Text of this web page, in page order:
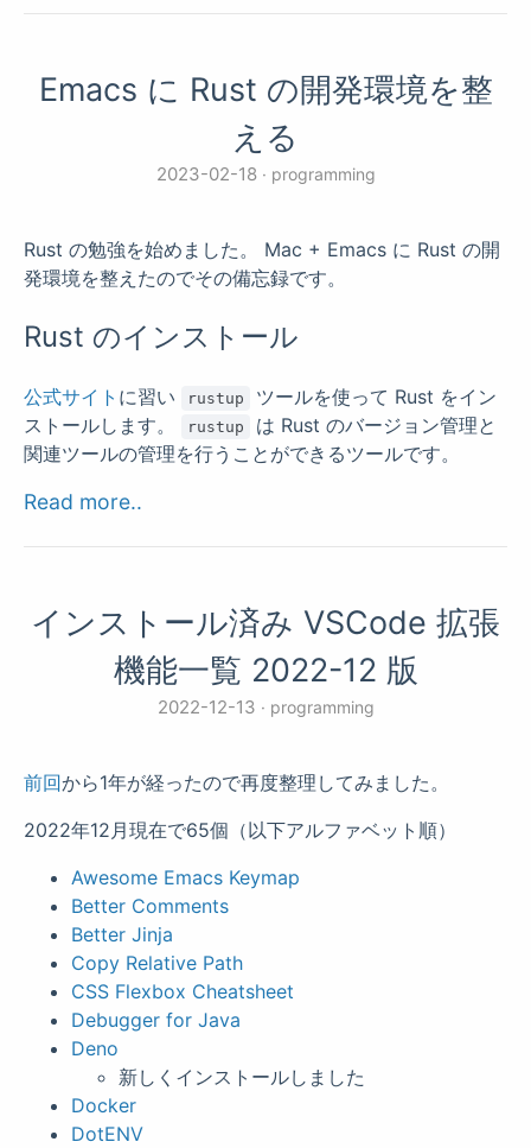
Emacs に Rust の開発環境を整
える
2023-02-18 programming
Rust の勉強を始めました。 Mac + Emacs に Rust の開
発環境を整えたのでその備忘録です。
Rust のインストール
公式サイト に習い rustup
ツールを使って Rust をイン
ストールします。
rustup
は Rust のバージョン管理と
関連ツールの管理を行うことができるツールです。
Read more..
インストール済み VSCode 拡張
機能一覧 2022-12 版
2022-12-13 programming
前回から1年が経ったので再度整理してみました。
2022年12月現在で65個（以下アルファベット順）
Awesome Emacs Keymap
Better Comments
Better Jinja
Copy Relative Path
CSS Flexbox Cheatsheet
Debugger for Java
Deno
新しくインストールしました
Docker
DotENV